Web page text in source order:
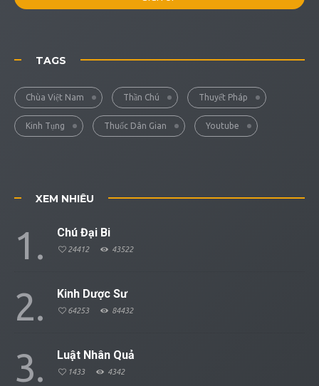
TAGS
Chùa Việt Nam Thần Chú Thuyết Pháp
Kinh Tụng Thuốc Dân Gian Youtube
XEM NHIỀU
1 Chú Đại Bi
24412 43522
2 Kinh Dược Sư
64253 84432
3 Luật Nhân Quả
1433 4342